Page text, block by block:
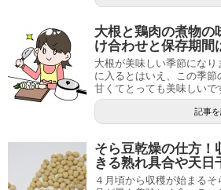
大根と鶏肉の煮物の
け合わせと保存期間
大根が美味しい季節にな
に入るとはいえ、この季
甘くてとっても美味しいで
記事
そら豆乾燥の仕方！
きる熟れ具合や天日
４月頃から収穫が始まる